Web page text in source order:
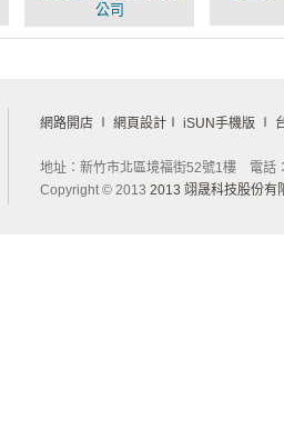
公司
網路開店 ∣ 網頁設計 ∣ iSUN手機版 ∣
地址：新竹市北區境福街52號1樓 電
Copyright © 2013 2013 翊晟科技股份有